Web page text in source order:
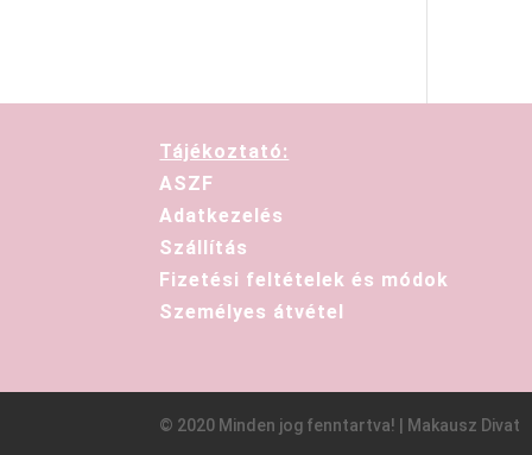
Tájékoztató:
ASZF
Adatkezelés
Szállítás
Fizetési feltételek és módok
Személyes átvétel
© 2020 Minden jog fenntartva! | Makausz Divat